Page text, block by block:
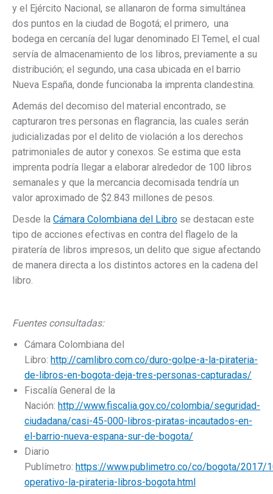
y el Ejército Nacional, se allanaron de forma simultánea
dos puntos en la ciudad de Bogotá; el primero, una
bodega en cercanía del lugar denominado El Temel, el cual
servía de almacenamiento de los libros, previamente a su
distribución; el segundo, una casa ubicada en el barrio
Nueva España, donde funcionaba la imprenta clandestina.
Además del decomiso del material encontrado, se
capturaron tres personas en flagrancia, las cuales serán
judicializadas por el delito de violación a los derechos
patrimoniales de autor y conexos. Se estima que esta
imprenta podría llegar a elaborar alrededor de 100 libros
semanales y que la mercancia decomisada tendría un
valor aproximado de $2.843 millones de pesos.
Desde la Cámara Colombiana del Libro se destacan este
tipo de acciones efectivas en contra del flagelo de la
piratería de libros impresos, un delito que sigue afectando
de manera directa a los distintos actores en la cadena del
libro.
Fuentes consultadas:
Cámara Colombiana del
Libro: http://camlibro.com.co/duro-golpe-a-la-pirateria-
de-libros-en-bogota-deja-tres-personas-capturadas/
Fiscalía General de la
Nación: http://www.fiscalia.gov.co/colombia/seguridad-
ciudadana/casi-45-000-libros-piratas-incautados-en-
el-barrio-nueva-espana-sur-de-bogota/
Diario
Publímetro: https://www.publimetro.co/co/bogota/2017/
operativo-la-pirateria-libros-bogota.html